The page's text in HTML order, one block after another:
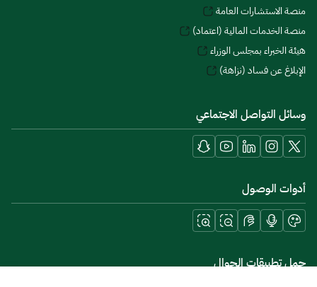
منصة الاستشارات العامة
منصة الخدمات المالية (اعتماد)
هيئة الخبراء بمجلس الوزراء
الإبلاغ عن فساد (نزاهة)
وسائل التواصل الاجتماعي
أدوات الوصول
حمل تطبيقات الجوال